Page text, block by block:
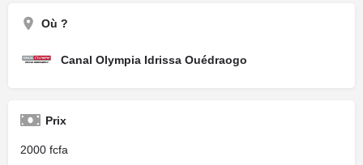
Où ?
Canal Olympia Idrissa Ouédraogo
Prix
2000